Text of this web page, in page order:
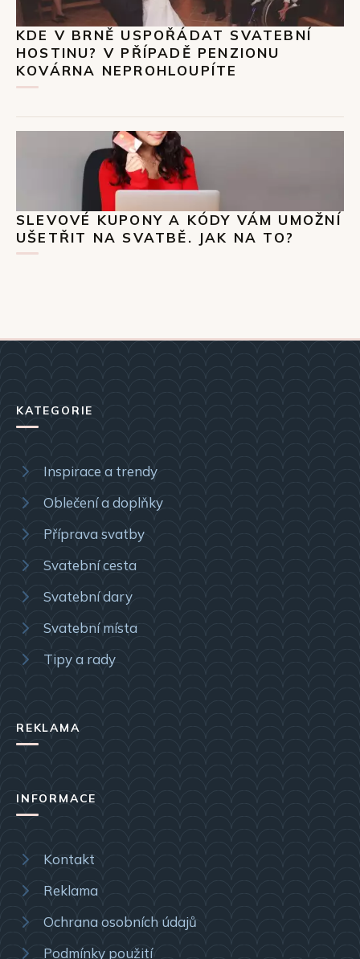
KDE V BRNĚ USPOŘÁDAT SVATEBNÍ
HOSTINU? V PŘÍPADĚ PENZIONU
KOVÁRNA NEPROHLOUPÍTE
SLEVOVÉ KUPONY A KÓDY VÁM UMOŽNÍ
UŠETŘIT NA SVATBĚ. JAK NA TO?
KATEGORIE
Inspirace a trendy
Oblečení a doplňky
Příprava svatby
Svatební cesta
Svatební dary
Svatební místa
Tipy a rady
REKLAMA
INFORMACE
Kontakt
Reklama
Ochrana osobních údajů
Podmínky použití